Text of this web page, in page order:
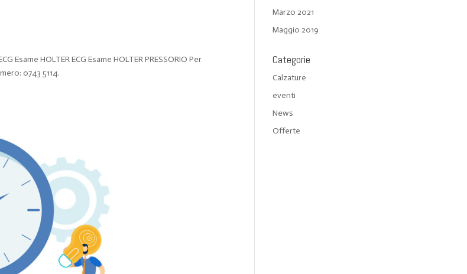
Esame HOLTER ECG Esame HOLTER PRESSORIO Per
0743 5114.
Marzo 2021
Maggio 2019
Categorie
Calzature
eventi
News
Offerte